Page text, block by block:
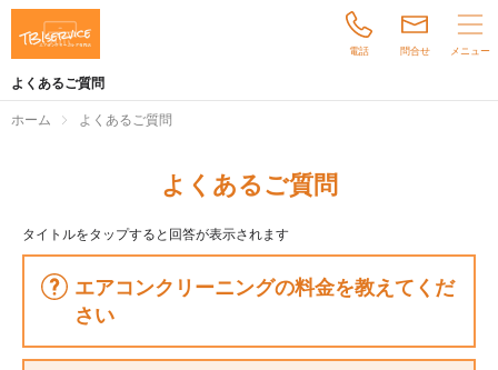
TBIserviceについて
施工事例
お知らせ
メニュー
電話 問合せ
よくあるご質問
ホーム よくあるご質問
よくあるご質問
タイトルをタップすると回答が表示されます
エアコンクリーニングの料金を教えてくだ
さい